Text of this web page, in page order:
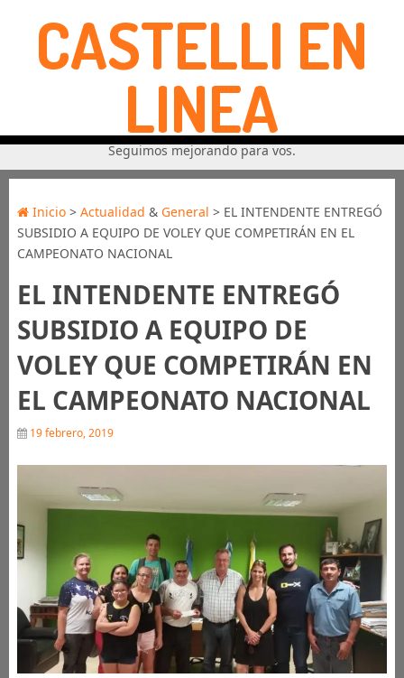
CASTELLI EN
LINEA
Seguimos mejorando para vos.
Inicio> Actualidad & General > EL INTENDENTE ENTREGÓ
SUBSIDIO A EQUIPO DE VOLEY QUE COMPETIRÁN EN EL
CAMPEONATO NACIONAL
EL INTENDENTE ENTREGÓ
SUBSIDIO A EQUIPO DE
VOLEY QUE COMPETIRÁN EN
EL CAMPEONATO NACIONAL
19 febrero, 2019